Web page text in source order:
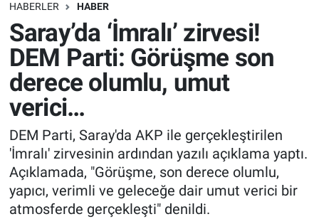
HABERLER HABER
Saray’da ‘İmralı’ zirvesi!
DEM Parti: Görüşme son
derece olumlu, umut
verici…
DEM Parti, Saray'da AKP ile gerçekleştirilen
'İmralı' zirvesinin ardından yazılı açıklama yaptı.
Açıklamada, "Görüşme, son derece olumlu,
yapıcı, verimli ve geleceğe dair umut verici bir
atmosferde gerçekleşti" denildi.
Bilim turu
Bilim ve Teknoloji Evreni
Doğa Konuşuyor
Dünya
Ege Saati
Ege'den Esintiler
Dünya
Teknoloji
Sağlık
Spor
Yayın Akışı
İletişim
Trafik Durumu
Süper Lig Puan Durumu ve Fikstür
Tüm Manşetler
Son Dakika Haberleri
Haber Arşivi